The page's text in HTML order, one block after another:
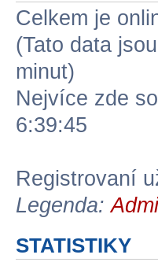
Celkem je
(Tato data
minut)
Nejvíce zde
6:39:45
Registrovaní
Legenda:
STATISTIKY